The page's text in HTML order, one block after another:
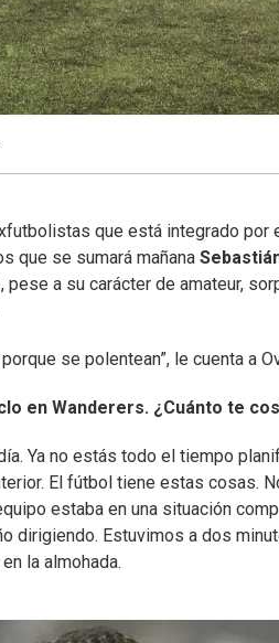
que está integrado por
que se sumará mañana
a su carácter de amateur,
se polentean”, le cuenta a
en Wanderers. ¿Cuánto te
Ya no estás todo el tiempo
El fútbol tiene estas cosas.
estaba en una situación
dirigiendo. Estuvimos a dos
la almohada.